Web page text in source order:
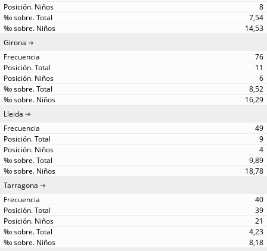
8
7,54
14,53
Girona
76
11
6
8,52
16,29
Lleida
49
9
4
9,89
18,78
Tarragona
40
39
21
4,23
8,18